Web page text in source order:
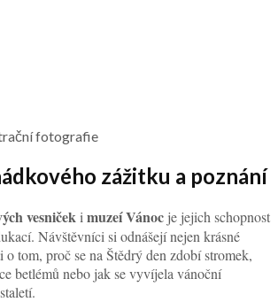
fotografie
zážitku a poznání
vesniček i muzeí Vánoc je jejich schopnost
Návštěvníci si odnášejí nejen krásné
o tom, proč se na Štědrý den zdobí stromek,
betlémů nebo jak se vyvíjela vánoční